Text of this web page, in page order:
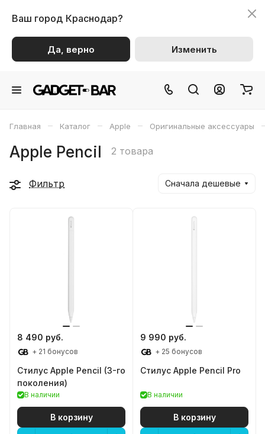
Ваш город Краснодар?
Да, верно Изменить
Главная – Каталог – Apple – Оригинальные аксессуары
Apple Pencil 2 товара
Фильтр Сначала дешевые
8 490 руб.
+ 21 бонусов
Стилус Apple Pencil (3-го
поколения)
В наличии
В корзину
9 990 руб.
+ 25 бонусов
Стилус Apple Pencil Pro
В наличии
В корзину